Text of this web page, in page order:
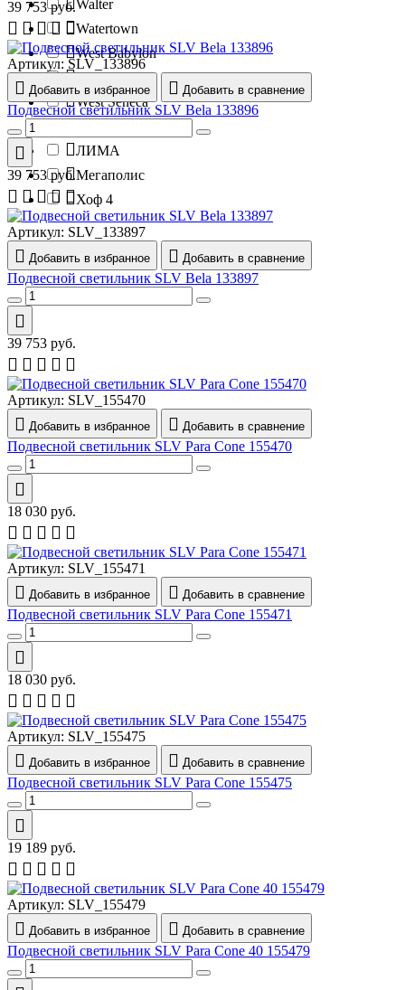
Walter
Watertown
West Babylon
West Islip
West Seneca
ЛИМА
Мегаполис
Хоф 4
39 753руб.
Артикул:SLV_133896
Добавить в избранное Добавить в сравнение
Подвесной светильник SLV Bela 133896
39 753руб.
Артикул: SLV_133897
Добавить в избранное Добавить в сравнение
Подвесной светильник SLV Bela 133897
39 753 руб.
Артикул: SLV_155470
Добавить в избранное Добавить в сравнение
Подвесной светильник SLV Para Cone 155470
18 030 руб.
Артикул: SLV_155471
Добавить в избранное Добавить в сравнение
Подвесной светильник SLV Para Cone 155471
18 030 руб.
Артикул: SLV_155475
Добавить в избранное Добавить в сравнение
Подвесной светильник SLV Para Cone 155475
19 189 руб.
Артикул: SLV_155479
Добавить в избранное Добавить в сравнение
Подвесной светильник SLV Para Cone 40 155479